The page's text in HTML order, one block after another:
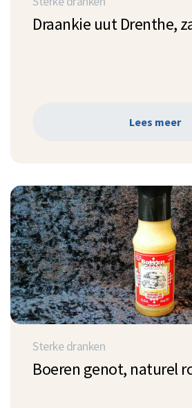
Draankie uut Drenthe,
Lees meer
Sterke dranken
Boeren genot, naturel